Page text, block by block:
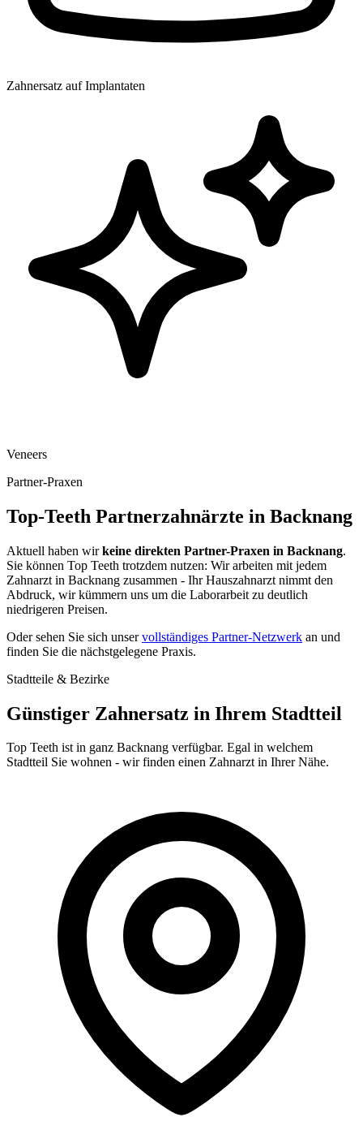
Zahnersatz auf Implantaten
Veneers
Partner-Praxen
Top-Teeth Partnerzahnärzte in Backnang
Aktuell haben wirkeine direkten Partner-Praxen in Backnang.
Sie können Top Teeth trotzdem nutzen: Wir arbeiten mit jedem
Zahnarzt in Backnang zusammen - Ihr Hauszahnarzt nimmt den
Abdruck, wir kümmern uns um die Laborarbeit zu deutlich
niedrigeren Preisen.
Oder sehen Sie sich unservollständiges Partner-Netzwerk an und
finden Sie die nächstgelegene Praxis.
Stadtteile & Bezirke
Günstiger Zahnersatz in Ihrem Stadtteil
Top Teeth ist in ganz Backnang verfügbar. Egal in welchem
Stadtteil Sie wohnen - wir finden einen Zahnarzt in Ihrer Nähe.